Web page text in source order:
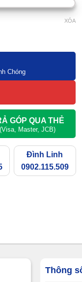
XÓA
Chóng
GÓP QUA THẺ
(Visa, Master, JCB)
Đình Linh
0902.115.509
Thông